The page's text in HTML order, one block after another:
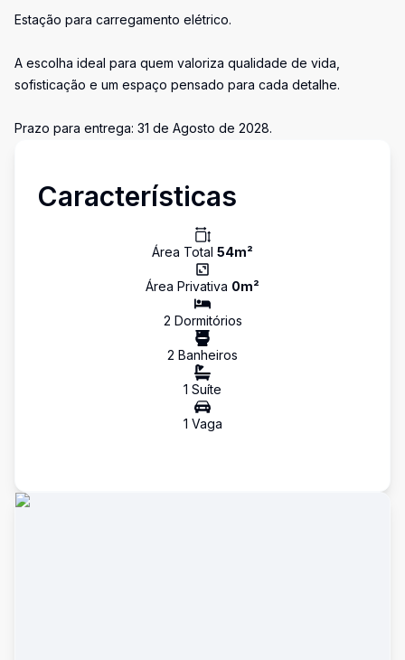
Estação para carregamento elétrico.
A escolha ideal para quem valoriza qualidade de vida,
sofisticação e um espaço pensado para cada detalhe.
Prazo para entrega: 31 de Agosto de 2028.
Características
Área Total 54m²
Área Privativa 0m²
2 Dormitórios
2 Banheiros
1 Suíte
1 Vaga